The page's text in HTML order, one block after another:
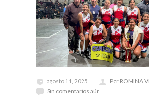
agosto 11, 2025
Por ROMINA
Sin comentarios aún